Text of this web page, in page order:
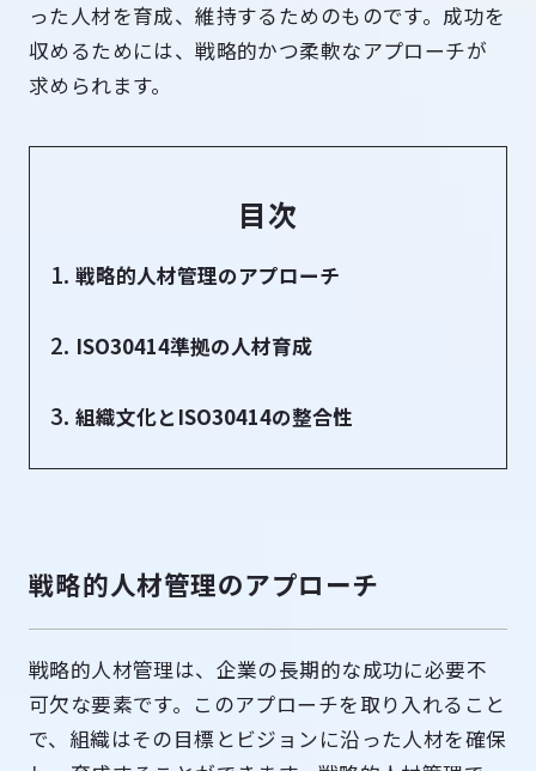
った人材を育成、維持するためのものです。成功を
収めるためには、戦略的かつ柔軟なアプローチが
求められます。
目次
戦略的人材管理のアプローチ
ISO30414準拠の人材育成
組織文化とISO30414の整合性
戦略的人材管理のアプローチ
戦略的人材管理は、企業の長期的な成功に必要不
可欠な要素です。このアプローチを取り入れること
で、組織はその目標とビジョンに沿った人材を確保